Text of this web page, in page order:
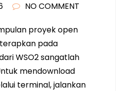
NO COMMENT
proyek open
pada
WSO2 sangatlah
mendownload
terminal, jalankan